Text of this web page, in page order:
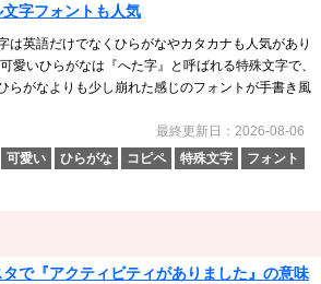
文字フォントも人気
は英語だけでなくひらがなやカタカナも人気があり
愛いひらがなは『へた字』と呼ばれる特殊文字で、
らがなよりも少し崩れた感じのフォントが手書き風
最終更新日：2026-08-06
可愛い
ひらがな コピペ 特殊文字 フォント
タで『アクティビティがありました』の意味